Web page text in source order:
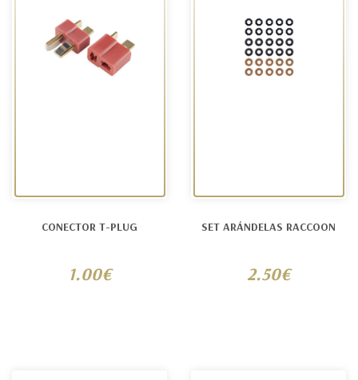
CONECTOR T-PLUG
1.00€
SET ARÁNDELAS RACCOON
2.50€